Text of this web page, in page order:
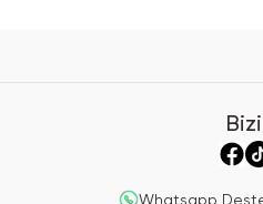
Whatsapp